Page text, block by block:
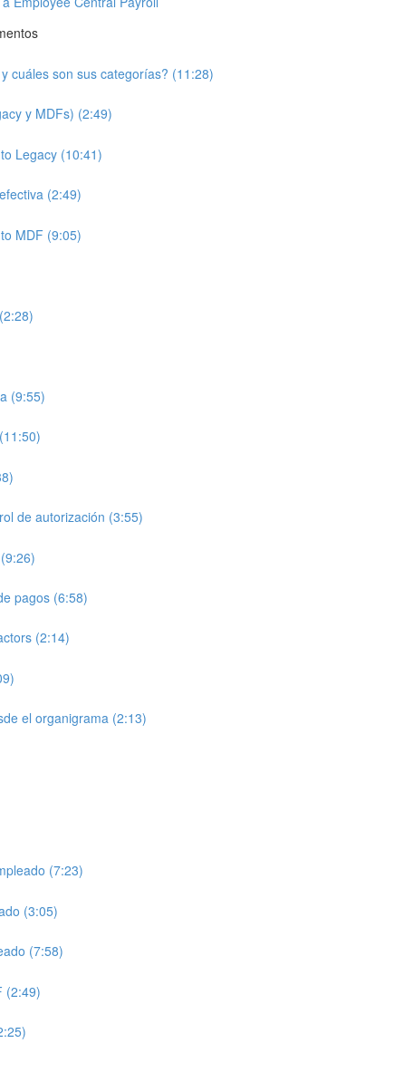
cuáles son sus categorías? (11:28)
y MDFs) (2:49)
Legacy (10:41)
(2:49)
MDF (9:05)
(9:55)
de autorización (3:55)
pagos (6:58)
(2:14)
el organigrama (2:13)
(7:23)
(3:05)
(7:58)
(2:49)